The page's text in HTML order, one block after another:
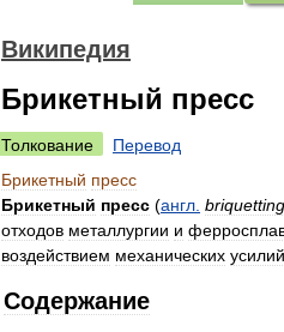
Википедия
Брикетный пресс
Толкование
Перевод
Брикетный пресс
Брикетный пресс (англ briquetting
отходов металлургии и
воздействием механических усилий
Содержание